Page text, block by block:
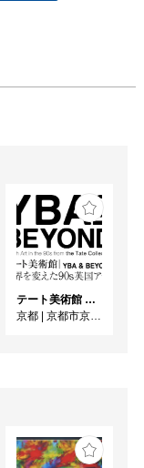
テート美術館 ― YBA & BEYOND 世界を変えた90s英国アート
京都 | 京都市京セラ美術館